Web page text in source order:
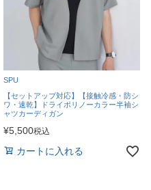
SPU
【セットアップ対応】【接触冷感・防シ
ワ・速乾】ドライポリノーカラー半袖シ
ャツカーディガン
¥5,500税込
カートに入れる